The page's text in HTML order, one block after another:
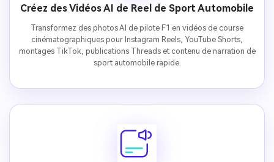
Créez des Vidéos AI de Reel de Sport Automobile
Transformez des photos AI de pilote F1 en vidéos de course
cinématographiques pour Instagram Reels, YouTube Shorts,
montages TikTok, publications Threads et contenu de narration de
sport automobile rapide.